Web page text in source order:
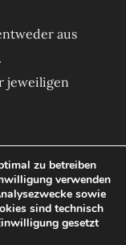
aus
.
jeweiligen
zu betreiben
verwenden
sowie
sind technisch
gesetzt